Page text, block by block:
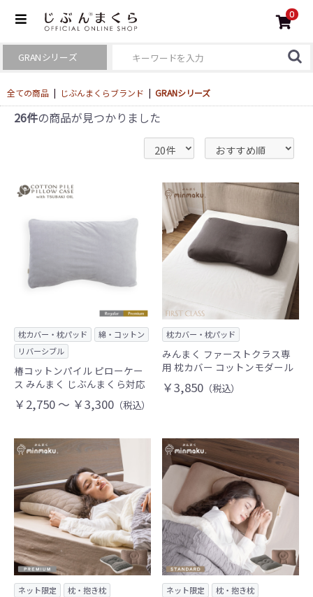
0
全ての商品 | じぶんまくらブランド | GRANシリーズ
26件の商品が見つかりました
枕カバー・枕パッド
綿・コットン
リバーシブル
椿コットンパイル ピローケー
ス みんまく じぶんまくら対応
￥2,750 ～ ￥3,300 （税込）
枕カバー・枕パッド
みんまく ファーストクラス専
用 枕カバー コットンモダール
￥3,850 （税込）
ネット限定
枕・抱き枕
ネット限定
枕・抱き枕